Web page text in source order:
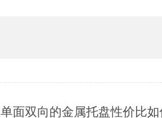
单面双向的金属托盘性价比如何